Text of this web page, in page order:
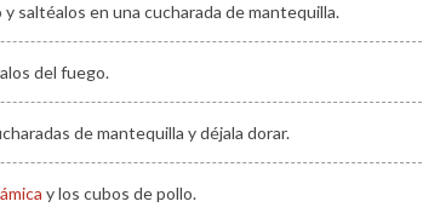
saltéalos en una cucharada de mantequilla.
del fuego.
de mantequilla y déjala dorar.
y los cubos de pollo.